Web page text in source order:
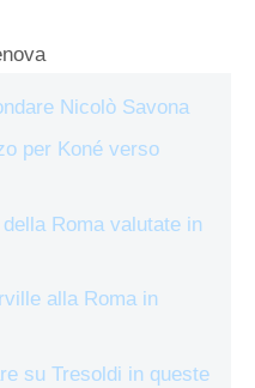
Nicolò Savona
per Koné verso
Roma valutate in
alla Roma in
su Tresoldi in queste